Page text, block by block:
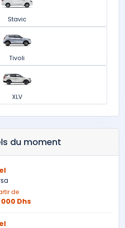
Stavic
Tivoli
XLV
du moment
de
000 Dhs